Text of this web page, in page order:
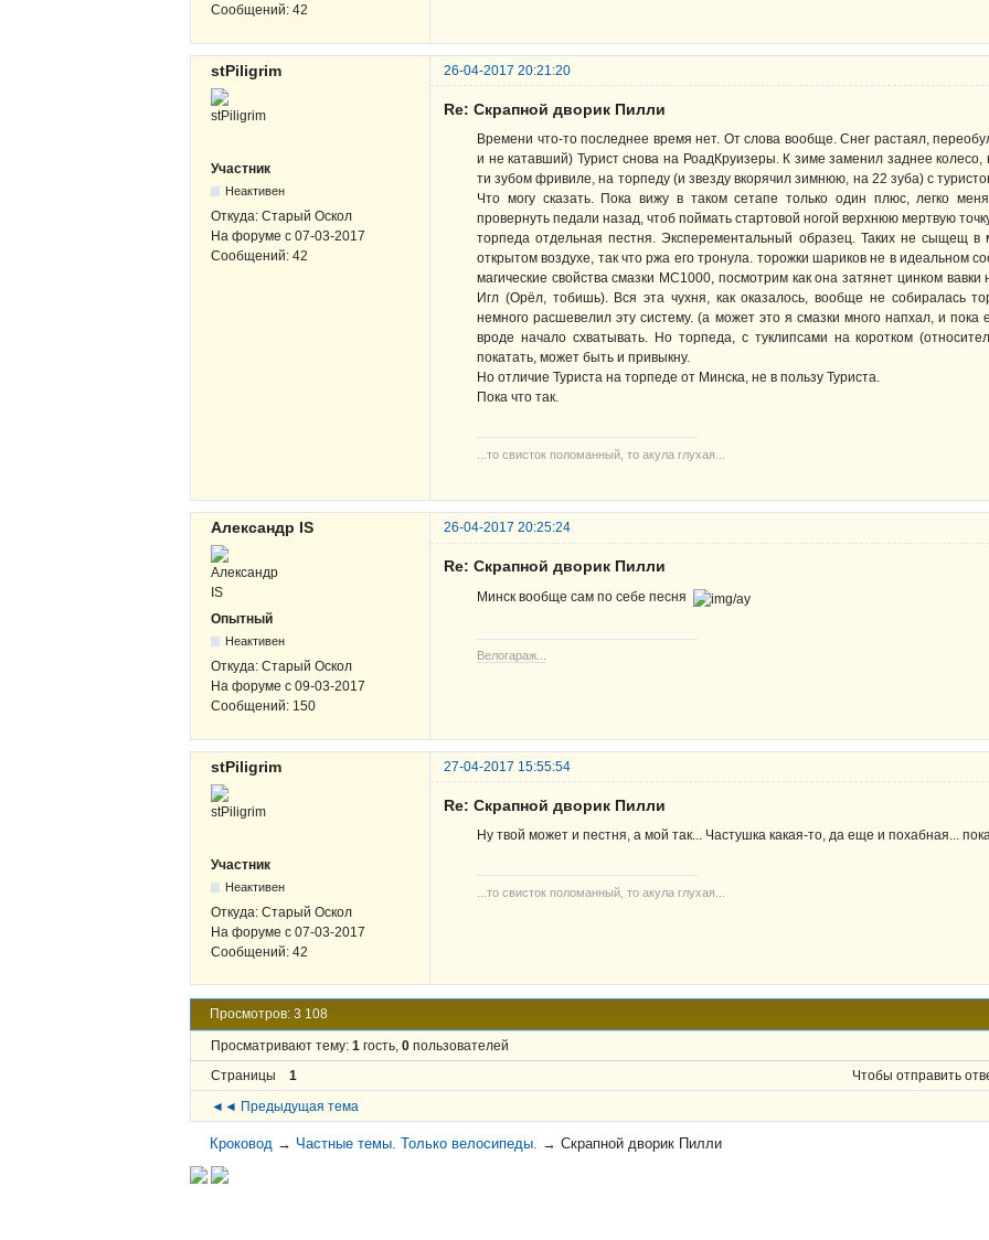
Сообщений: 42
stPiligrim 26-04-2017 20:21:20
Участник
Неактивен
Откуда: Старый Оскол
На форуме с 07-03-2017
Сообщений: 42
Re: Скрапной дворик Пилли
Времени что-то последнее время нет. От слова вообще. Снег растаял,
и не катавший) Турист снова на РоадКруизеры. К зиме заменил заднее
ти зубом фривиле, на торпеду (и звезду вкорячил зимнюю, на 22 зуба) с
Что могу сказать. Пока вижу в таком сетапе только один плюс, легко
провернуть педали назад, чтоб поймать стартовой ногой верхнюю мертвую
торпеда отдельная пестня. Эксперементальный образец. Таких не сыщещ в
открытом воздухе, так что ржа его тронула. торожки шариков не в идеальном
магические свойства смазки МС1000, посмотрим как она затянет цинком
Игл (Орёл, тобишь). Вся эта чухня, как оказалось, вообще не собиралась
немного расшевелил эту систему. (а может это я смазки много напхал, и
вроде начало схватывать. Но торпеда, с туклипсами на коротком
покатать, может быть и привыкну.
Но отличие Туриста на торпеде от Минска, не в пользу Туриста.
Пока что так.
...то свисток поломанный, то акула глухая...
Александр IS 26-04-2017 20:25:24
Опытный
Неактивен
Откуда: Старый Оскол
На форуме с 09-03-2017
Сообщений: 150
Re: Скрапной дворик Пилли
Минск вообще сам по себе песня
Велогараж...
stPiligrim 27-04-2017 15:55:54
Участник
Неактивен
Откуда: Старый Оскол
На форуме с 07-03-2017
Сообщений: 42
Re: Скрапной дворик Пилли
Ну твой может и пестня, а мой так... Частушка какая-то, да еще и похабная...
...то свисток поломанный, то акула глухая...
Просмотров: 3 108
Просматривают тему: 1 гость, 0 пользователей
Страницы
1
Чтобы отправить
◄◄ Предыдущая тема
Кроковод → Частные темы. Только велосипеды. →Скрапной дворик Пилли